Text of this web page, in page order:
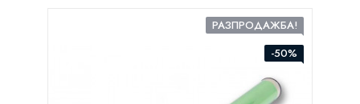
РАЗПРОДАЖБА!
-50%